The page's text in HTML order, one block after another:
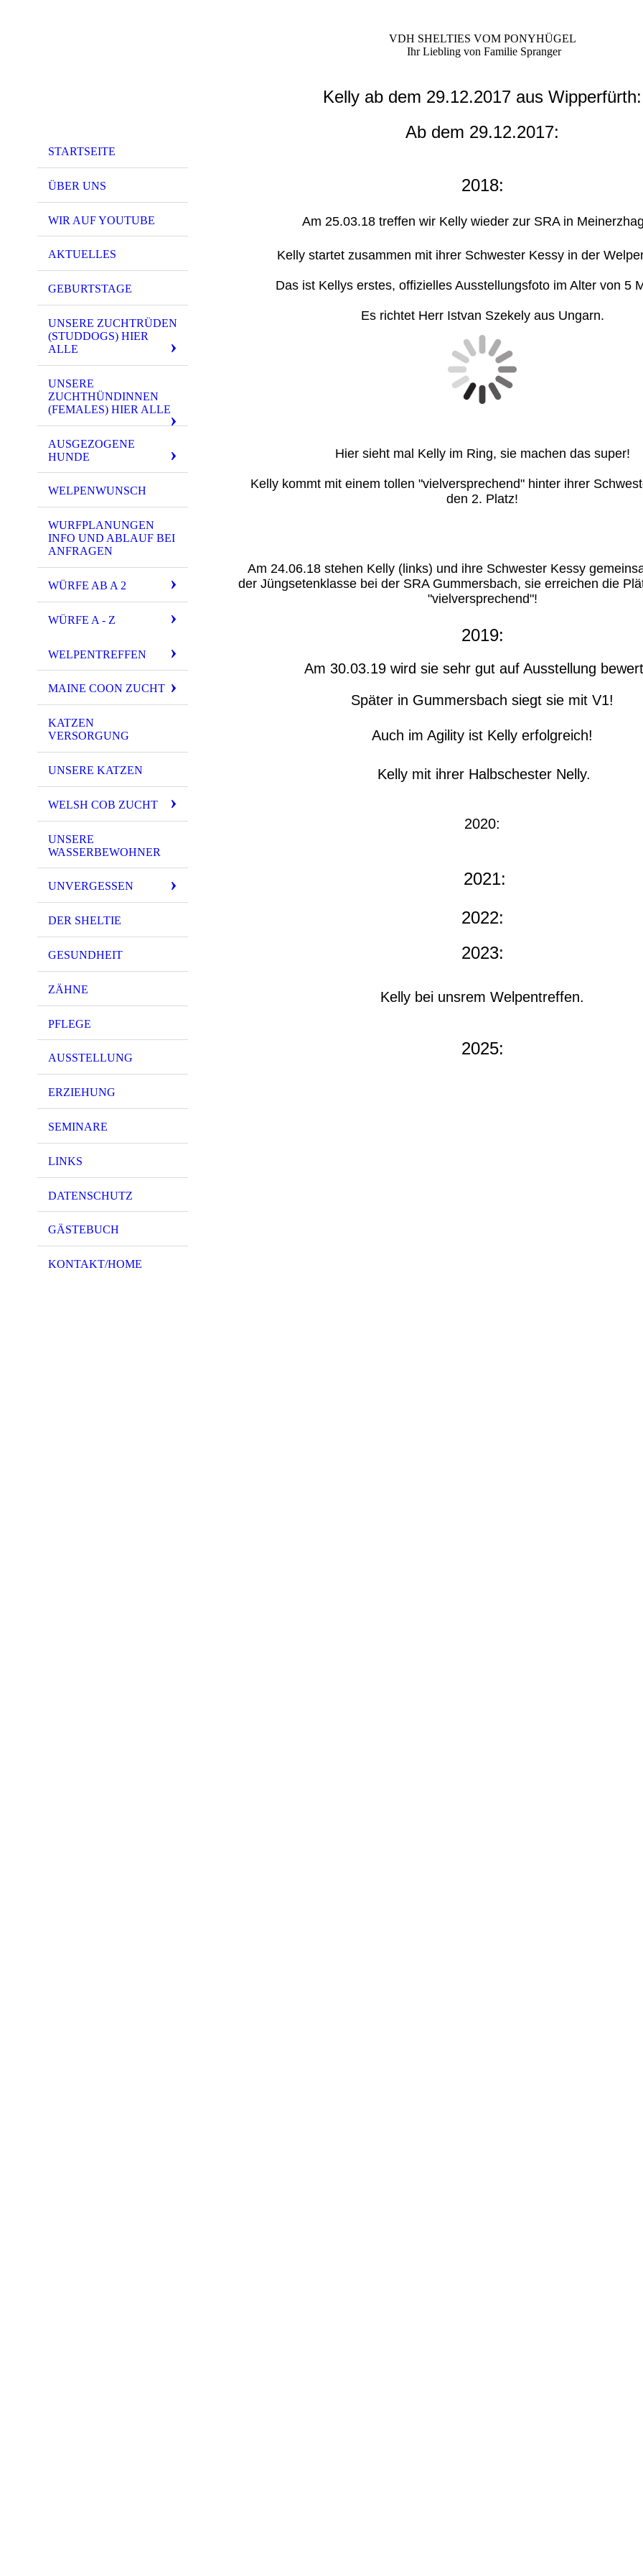
STARTSEITE
ÜBER UNS
WIR AUF YOUTUBE
AKTUELLES
GEBURTSTAGE
UNSERE ZUCHTRÜDEN
(STUDDOGS) HIER
ALLE
UNSERE
ZUCHTHÜNDINNEN
(FEMALES) HIER ALLE
AUSGEZOGENE
HUNDE
WELPENWUNSCH
WURFPLANUNGEN
INFO UND ABLAUF BEI
ANFRAGEN
WÜRFE AB A 2
WÜRFE A - Z
WELPENTREFFEN
MAINE COON ZUCHT
KATZEN
VERSORGUNG
UNSERE KATZEN
WELSH COB ZUCHT
UNSERE
WASSERBEWOHNER
UNVERGESSEN
DER SHELTIE
GESUNDHEIT
ZÄHNE
PFLEGE
AUSSTELLUNG
ERZIEHUNG
SEMINARE
LINKS
DATENSCHUTZ
GÄSTEBUCH
KONTAKT/HOME
VDH SHELTIES VOM PONYHÜGEL
Ihr Liebling von Familie Spranger
Kelly ab dem 29.12.2017 aus Wipperfürth:
Ab dem 29.12.2017:
2018:
Am 25.03.18 treffen wir Kelly wieder zur SRA in
Kelly startet zusammen mit ihrer Schwester Kessy in der
Das ist Kellys erstes, offizielles Ausstellungsfoto im Alter von 5
Es richtet Herr Istvan Szekely aus Ungarn.
Hier sieht mal Kelly im Ring, sie machen das super!
Kelly kommt mit einem tollen "vielversprechend" hinter ihrer
den 2. Platz!
Am 24.06.18 stehen Kelly (links) und ihre Schwester Kessy
der Jüngsetenklasse bei der SRA Gummersbach, sie erreichen die
"vielversprechend"!
2019:
Am 30.03.19 wird sie sehr gut auf Ausstellung
Später in Gummersbach siegt sie mit V1!
Auch im Agility ist Kelly erfolgreich!
Kelly mit ihrer Halbschester Nelly.
2020:
2021:
2022:
2023:
Kelly bei unsrem Welpentreffen.
2025: